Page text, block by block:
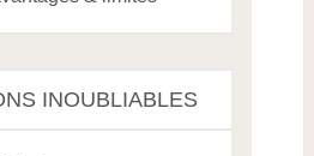
INOUBLIABLES